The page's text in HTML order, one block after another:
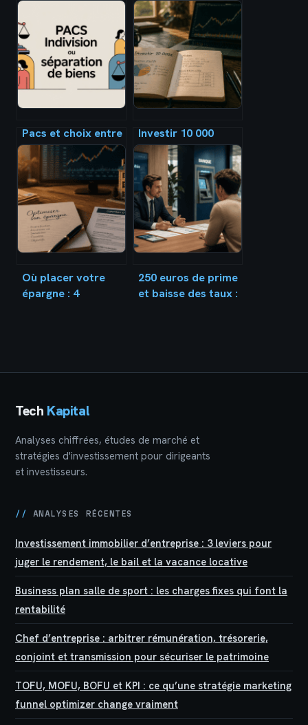
Pacs et choix entre
indivision ou
séparation de biens
: le guide pour
décider
Investir 10 000
euros : 3 stratégies
concrètes pour
faire fructifier
votre capital
Où placer votre
épargne : 4
rendements
250 euros de prime
et baisse des taux :
Tech Kapital
Analyses chiffrées, études de marché et
stratégies d'investissement pour dirigeants
et investisseurs.
// ANALYSES RÉCENTES
Investissement immobilier d’entreprise : 3 leviers pour
juger le rendement, le bail et la vacance locative
Business plan salle de sport : les charges fixes qui font la
rentabilité
Chef d’entreprise : arbitrer rémunération, trésorerie,
conjoint et transmission pour sécuriser le patrimoine
TOFU, MOFU, BOFU et KPI : ce qu’une stratégie marketing
funnel optimizer change vraiment